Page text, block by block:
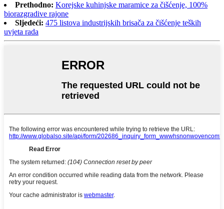
Prethodno: Korejske kuhinjske maramice za čišćenje, 100%
biorazgradive rajone
Sljedeći: 475 listova industrijskih brisača za čišćenje teških
uvjeta rada